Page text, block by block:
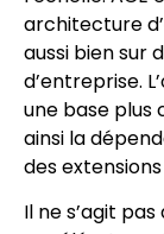
architecture
aussi bien sur
d’entreprise.
une base plus
ainsi la
des
Il ne s’agit